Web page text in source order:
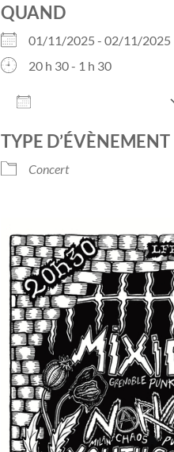
QUAND
01/11/2025 - 02/11/2025
20 h 30 - 1 h 30
TYPE D’ÉVÈNEMENT
Concert